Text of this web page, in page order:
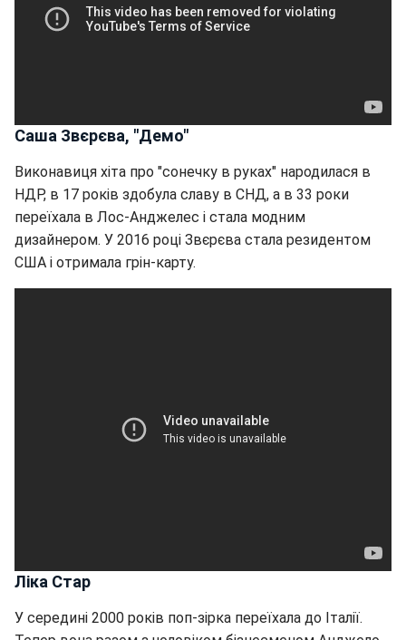
Саша Звєрєва, "Демо"
Виконавиця хіта про "сонечку в руках" народилася в
НДР, в 17 років здобула славу в СНД, а в 33 роки
переїхала в Лос-Анджелес і стала модним
дизайнером. У 2016 році Звєрєва стала резидентом
США і отримала грін-карту.
Ліка Стар
У середині 2000 років поп-зірка переїхала до Італії.